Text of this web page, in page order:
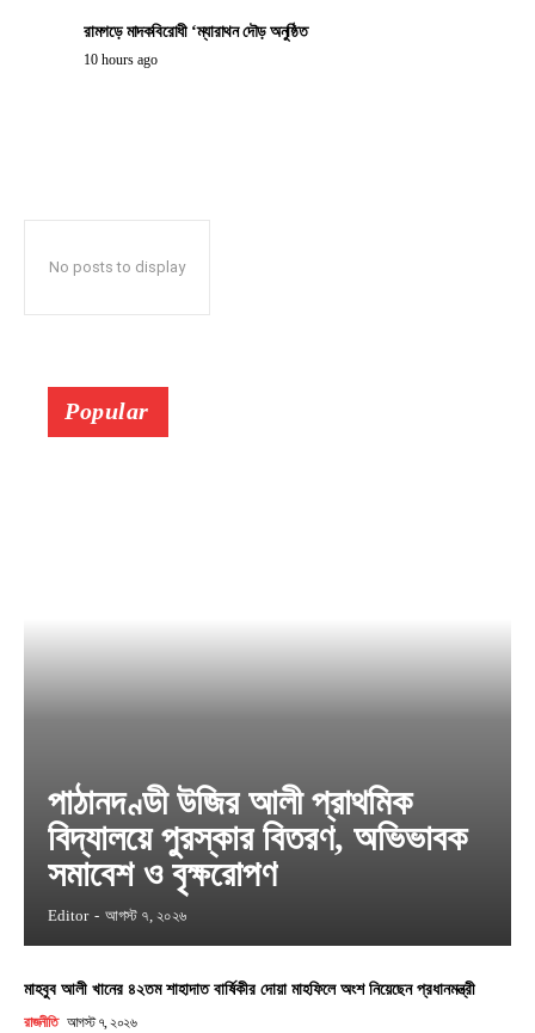
রামগড়ে মাদকবিরোধী ‘ম্যারাথন দৌড় অনুষ্ঠিত
10 hours ago
No posts to display
Popular
পাঠানদণ্ডী উজির আলী প্রাথমিক
বিদ্যালয়ে পুরস্কার বিতরণ, অভিভাবক
সমাবেশ ও বৃক্ষরোপণ
Editor - আগস্ট ৭, ২০২৬
মাহবুব আলী খানের ৪২তম শাহাদাত বার্ষিকীর দোয়া মাহফিলে অংশ নিয়েছেন প্রধানমন্ত্রী
রাজনীতি আগস্ট ৭, ২০২৬